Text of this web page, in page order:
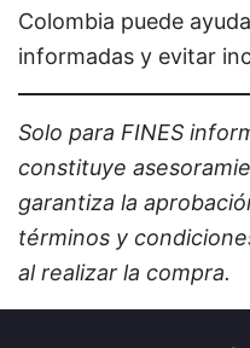
Colombia puede
informadas y evitar
Solo para FINES
constituye
garantiza la
términos y
al realizar la compra.